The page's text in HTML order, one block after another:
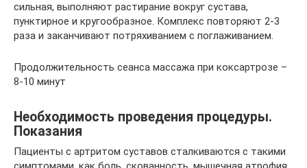
сильная, выполняют растирание вокруг сустава,
пунктирное и кругообразное. Комплекс повторяют 2-3
раза и заканчивают потряхиванием с поглаживанием.
Продолжительность сеанса массажа при коксартрозе –
8-10 минут
Необходимость проведения процедуры.
Показания
Пациенты с артритом суставов сталкиваются с такими